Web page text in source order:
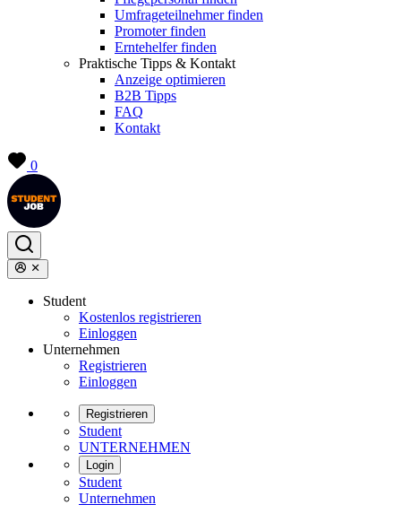
Umfrageteilnehmer finden
Promoter finden
Erntehelfer finden
Praktische Tipps & Kontakt
Anzeige optimieren
B2B Tipps
FAQ
Kontakt
0
Student
Kostenlos registrieren
Einloggen
Unternehmen
Registrieren
Einloggen
Registrieren
Student
UNTERNEHMEN
Login
Student
Unternehmen